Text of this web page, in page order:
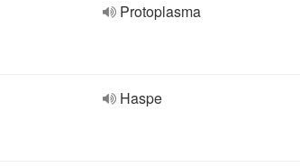
Protoplasma
Haspe